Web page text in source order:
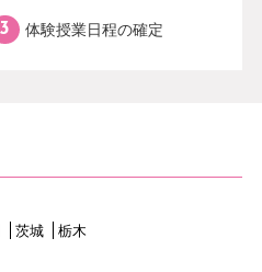
体験授業日程の確定
茨城
栃木